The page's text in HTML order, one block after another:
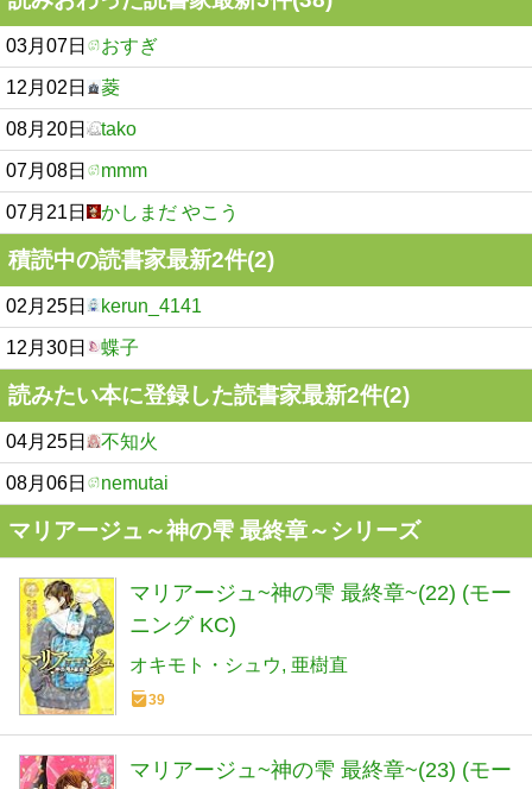
03月07日 おすぎ
12月02日 菱
08月20日 tako
07月08日 mmm
07月21日 かしまだ やこう
積読中の読書家最新2件(2)
02月25日 kerun_4141
12月30日 蝶子
読みたい本に登録した読書家最新2件(2)
04月25日 不知火
08月06日 nemutai
マリアージュ～神の雫 最終章～シリーズ
マリアージュ~神の雫 最終章~(22) (モー
ニング KC)
オキモト・シュウ 亜樹直
39
マリアージュ~神の雫 最終章~(23) (モー